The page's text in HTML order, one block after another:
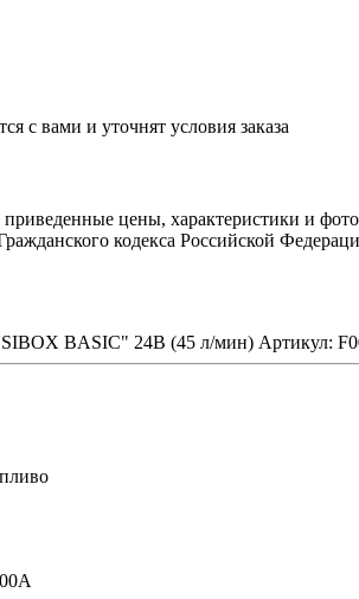
с вами и уточнят условия заказа
цены, характеристики и
кодекса Российской
BASIC" 24В (45 л/мин) Артикул: